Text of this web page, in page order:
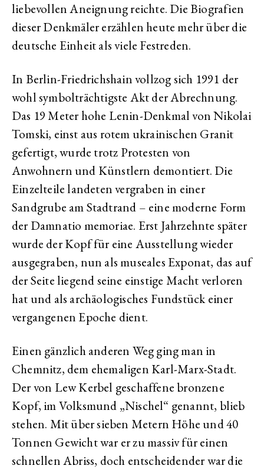
liebevollen Aneignung reichte. Die Biografien
dieser Denkmäler erzählen heute mehr über die
deutsche Einheit als viele Festreden.
In Berlin-Friedrichshain vollzog sich 1991 der
wohl symbolträchtigste Akt der Abrechnung.
Das 19 Meter hohe Lenin-Denkmal von Nikolai
Tomski, einst aus rotem ukrainischen Granit
gefertigt, wurde trotz Protesten von
Anwohnern und Künstlern demontiert. Die
Einzelteile landeten vergraben in einer
Sandgrube am Stadtrand – eine moderne Form
der Damnatio memoriae. Erst Jahrzehnte später
wurde der Kopf für eine Ausstellung wieder
ausgegraben, nun als museales Exponat, das auf
der Seite liegend seine einstige Macht verloren
hat und als archäologisches Fundstück einer
vergangenen Epoche dient.
Einen gänzlich anderen Weg ging man in
Chemnitz, dem ehemaligen Karl-Marx-Stadt.
Der von Lew Kerbel geschaffene bronzene
Kopf, im Volksmund „Nischel“ genannt, blieb
stehen. Mit über sieben Metern Höhe und 40
Tonnen Gewicht war er zu massiv für einen
schnellen Abriss, doch entscheidender war die